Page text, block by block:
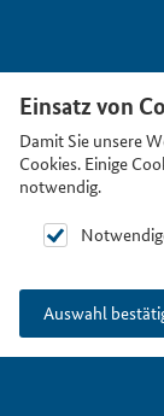
Einsatz von
Damit Sie unsere
Cookies. Einige
notwendig.
Auswahl